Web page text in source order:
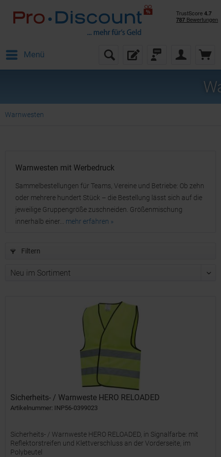
Menü
Warnwesten
Warnwesten mit Werbedruck
Sammelbestellungen für Teams, Vereine und Betriebe: Ob zehn
oder mehrere hundert Stück – die Bestellung lässt sich auf die
jeweilige Gruppengröße zuschneiden. Größenmischung
innerhalb einer... mehr erfahren »
Filtern
Sicherheits- / Warnweste HERO RELOADED
Artikelnummer: INP56-0399023
Sicherheits- / Warnweste HERO RELOADED, in Signalfarbe: mit
Reflektorstreifen und Klettverschluss an der Vorderseite, im
Polybeutel